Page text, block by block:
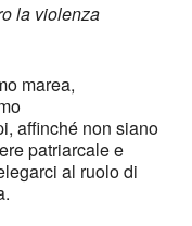
la violenza
marea,
affinché non siano
patriarcale e
al ruolo di